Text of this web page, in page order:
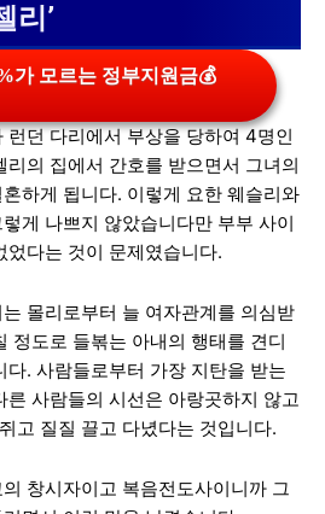
리’
가 모르는 정부지원금💰
던 다리에서 부상을 당하여 4명인
의 집에서 간호를 받으면서 그녀의
하게 됩니다. 이렇게 요한 웨슬리와
게 나쁘지 않았습니다만 부부 사이
다는 것이 문제였습니다.
몰리로부터 늘 여자관계를 의심받
정도로 들볶는 아내의 행태를 견디
다. 사람들로부터 가장 지탄을 받는
사람들의 시선은 아랑곳하지 않고
고 질질 끌고 다녔다는 것입니다.
창시자이고 복음전도사이니까 그